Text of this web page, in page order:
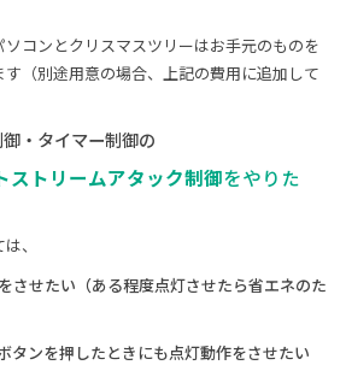
コンとクリスマスツリーはお手元のものを
（別途用意の場合、上記の費用に追加して
・タイマー制御の
ストリームアタック制御をやりた
、
させたい（ある程度点灯させたら省エネのた
タンを押したときにも点灯動作をさせたい